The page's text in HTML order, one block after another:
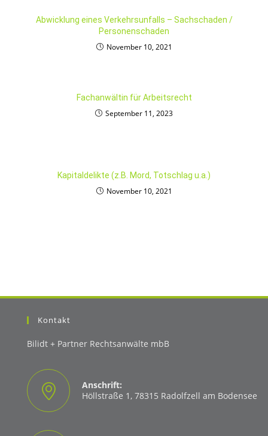
Abwicklung eines Verkehrsunfalls – Sachschaden /
Personenschaden
November 10, 2021
Fachanwältin für Arbeitsrecht
September 11, 2023
Kapitaldelikte (z.B. Mord, Totschlag u.a.)
November 10, 2021
Kontakt
Bilidt + Partner Rechtsanwälte mbB
Anschrift:
Höllstraße 1, 78315 Radolfzell am Bodensee